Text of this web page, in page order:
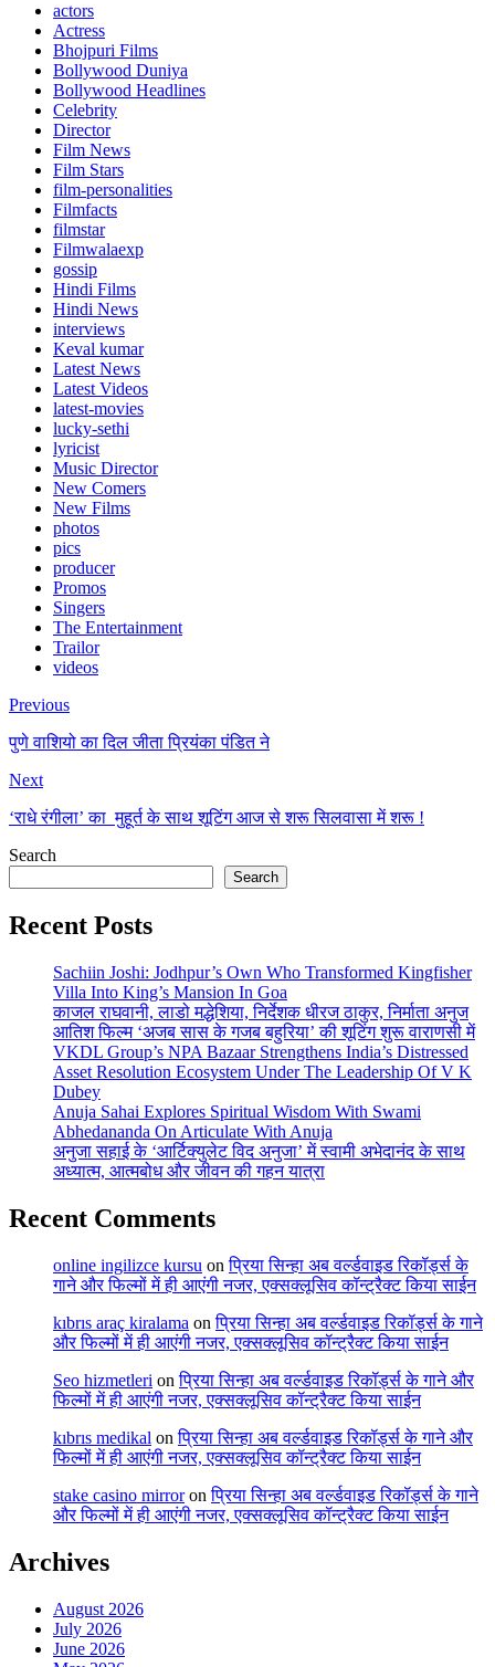
actors
Actress
Bhojpuri Films
Bollywood Duniya
Bollywood Headlines
Celebrity
Director
Film News
Film Stars
film-personalities
Filmfacts
filmstar
Filmwalaexp
gossip
Hindi Films
Hindi News
interviews
Keval kumar
Latest News
Latest Videos
latest-movies
lucky-sethi
lyricist
Music Director
New Comers
New Films
photos
pics
producer
Promos
Singers
The Entertainment
Trailor
videos
Previous
पुणे वाशियो का दिल जीता प्रियंका पंडित ने
Next
‘राधे रंगीला’ का मुहूर्त के साथ शूटिंग आज से शरू सिलवासा में शरू !
Search
Search
Recent Posts
Sachiin Joshi: Jodhpur’s Own Who Transformed Kingfisher
Villa Into King’s Mansion In Goa
काजल राघवानी, लाडो मद्धेशिया, निर्देशक धीरज ठाकुर, निर्माता अनुज
आतिश फिल्म ‘अजब सास के गजब बहुरिया’ की शूटिंग शुरू वाराणसी में
VKDL Group’s NPA Bazaar Strengthens India’s Distressed
Asset Resolution Ecosystem Under The Leadership Of V K
Dubey
Anuja Sahai Explores Spiritual Wisdom With Swami
Abhedananda On Articulate With Anuja
अनुजा सहाई के ‘आर्टिक्युलेट विद अनुजा’ में स्वामी अभेदानंद के साथ
अध्यात्म, आत्मबोध और जीवन की गहन यात्रा
Recent Comments
online ingilizce kursu onप्रिया सिन्हा अब वर्ल्डवाइड रिकॉर्ड्स के
गाने और फिल्मों में ही आएंगी नजर, एक्सक्लूसिव कॉन्ट्रैक्ट किया साईन
kıbrıs araç kiralama onप्रिया सिन्हा अब वर्ल्डवाइड रिकॉर्ड्स के गाने
और फिल्मों में ही आएंगी नजर, एक्सक्लूसिव कॉन्ट्रैक्ट किया साईन
Seo hizmetleri onप्रिया सिन्हा अब वर्ल्डवाइड रिकॉर्ड्स के गाने और
फिल्मों में ही आएंगी नजर, एक्सक्लूसिव कॉन्ट्रैक्ट किया साईन
kıbrıs medikal onप्रिया सिन्हा अब वर्ल्डवाइड रिकॉर्ड्स के गाने और
फिल्मों में ही आएंगी नजर, एक्सक्लूसिव कॉन्ट्रैक्ट किया साईन
stake casino mirroronप्रिया सिन्हा अब वर्ल्डवाइड रिकॉर्ड्स के गाने
और फिल्मों में ही आएंगी नजर, एक्सक्लूसिव कॉन्ट्रैक्ट किया साईन
Archives
August 2026
July 2026
June 2026